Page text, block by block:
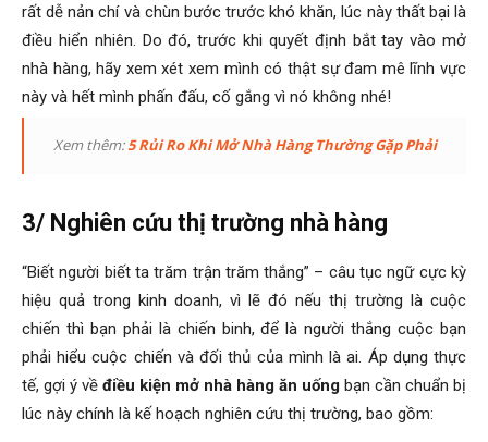
rất dễ nản chí và chùn bước trước khó khăn, lúc này thất bại là
điều hiển nhiên. Do đó, trước khi quyết định bắt tay vào mở
nhà hàng, hãy xem xét xem mình có thật sự đam mê lĩnh vực
này và hết mình phấn đấu, cố gắng vì nó không nhé!
Xem thêm:5 Rủi Ro Khi Mở Nhà Hàng Thường Gặp Phải
3/ Nghiên cứu thị trường nhà hàng
“Biết người biết ta trăm trận trăm thắng” – câu tục ngữ cực kỳ
hiệu quả trong kinh doanh, vì lẽ đó nếu thị trường là cuộc
chiến thì bạn phải là chiến binh, để là người thắng cuộc bạn
phải hiểu cuộc chiến và đối thủ của mình là ai. Áp dụng thực
tế, gợi ý về điều kiện mở nhà hàng ăn uống bạn cần chuẩn bị
lúc này chính là kế hoạch nghiên cứu thị trường, bao gồm: